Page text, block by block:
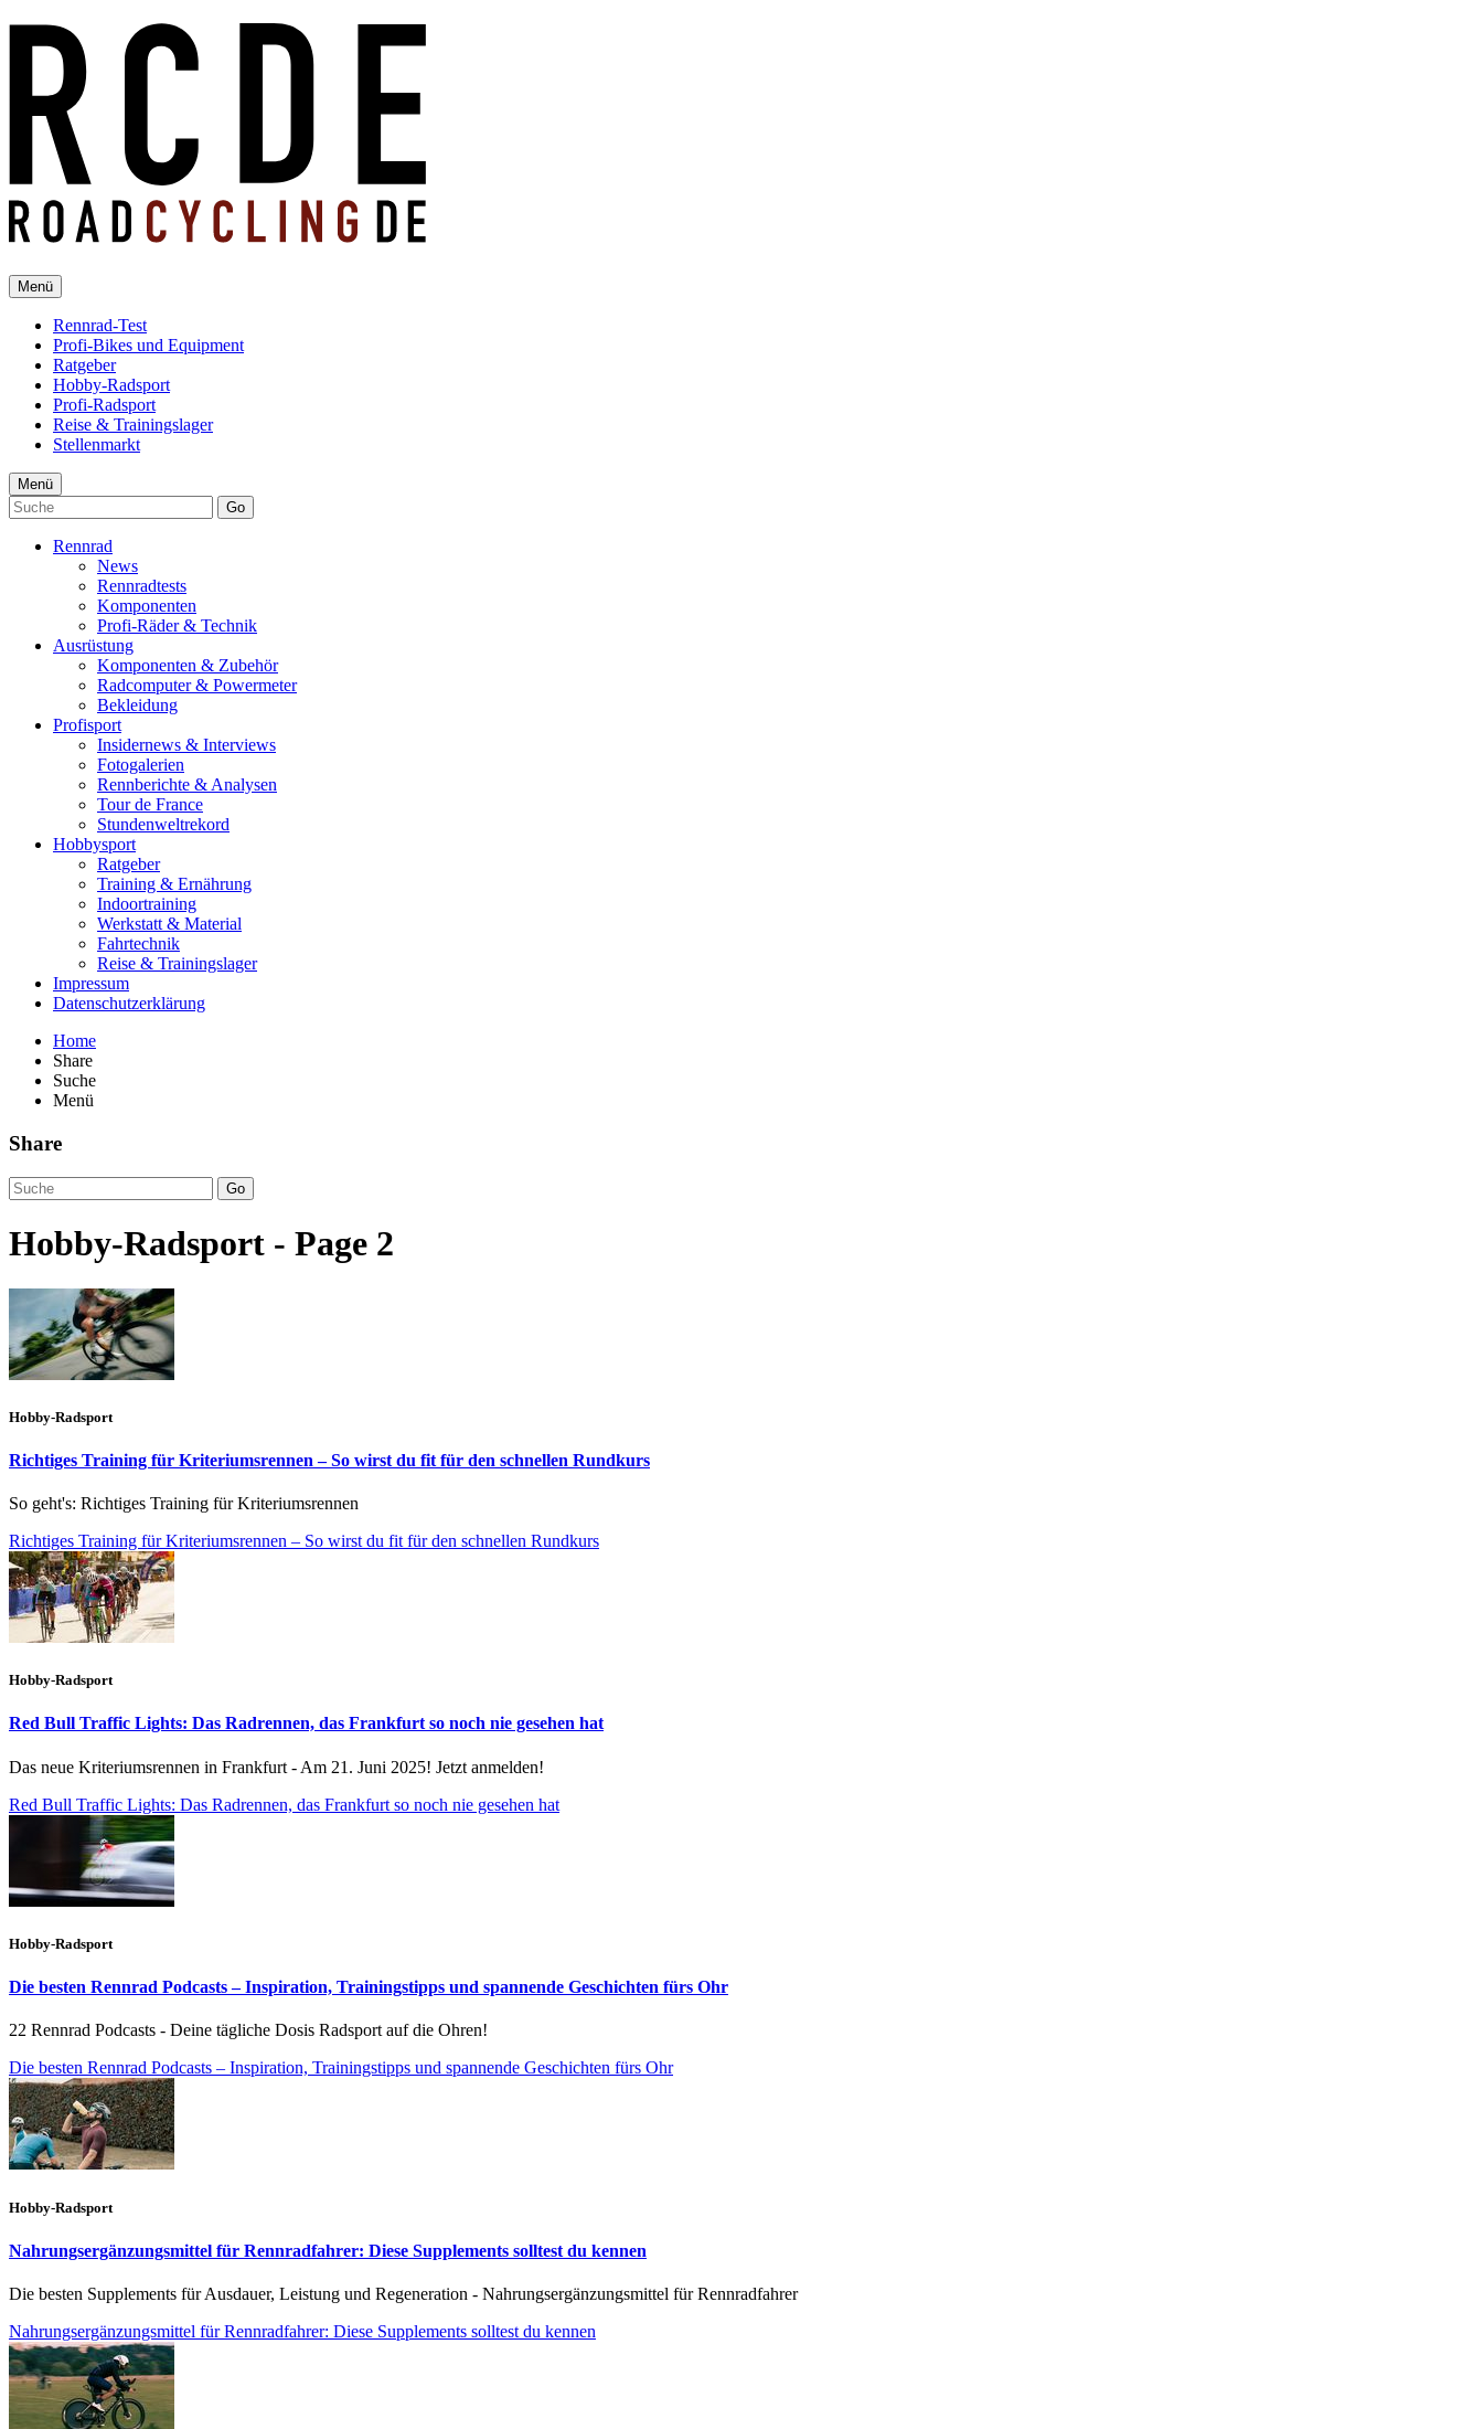
Menü
Rennrad-Test
Profi-Bikes und Equipment
Ratgeber
Hobby-Radsport
Profi-Radsport
Reise & Trainingslager
Stellenmarkt
Menü
Go
Rennrad
News
Rennradtests
Komponenten
Profi-Räder & Technik
Ausrüstung
Komponenten & Zubehör
Radcomputer & Powermeter
Bekleidung
Profisport
Insidernews & Interviews
Fotogalerien
Rennberichte & Analysen
Tour de France
Stundenweltrekord
Hobbysport
Ratgeber
Training & Ernährung
Indoortraining
Werkstatt & Material
Fahrtechnik
Reise & Trainingslager
Impressum
Datenschutzerklärung
Home
Share
Suche
Menü
Share
Go
Hobby-Radsport - Page 2
Hobby-Radsport
Richtiges Training für Kriteriumsrennen – So wirst du fit für den schnellen Rundkurs
So geht's: Richtiges Training für Kriteriumsrennen
Richtiges Training für Kriteriumsrennen – So wirst du fit für den schnellen Rundkurs
Hobby-Radsport
Red Bull Traffic Lights: Das Radrennen, das Frankfurt so noch nie gesehen hat
Das neue Kriteriumsrennen in Frankfurt - Am 21. Juni 2025! Jetzt anmelden!
Red Bull Traffic Lights: Das Radrennen, das Frankfurt so noch nie gesehen hat
Hobby-Radsport
Die besten Rennrad Podcasts – Inspiration, Trainingstipps und spannende Geschichten fürs Ohr
22 Rennrad Podcasts - Deine tägliche Dosis Radsport auf die Ohren!
Die besten Rennrad Podcasts – Inspiration, Trainingstipps und spannende Geschichten fürs Ohr
Hobby-Radsport
Nahrungsergänzungsmittel für Rennradfahrer: Diese Supplements solltest du kennen
Die besten Supplements für Ausdauer, Leistung und Regeneration - Nahrungsergänzungsmittel für Rennradfahrer
Nahrungsergänzungsmittel für Rennradfahrer: Diese Supplements solltest du kennen